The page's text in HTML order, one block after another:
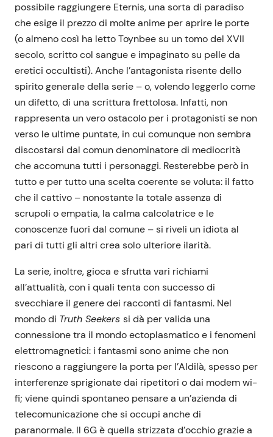
possibile raggiungere Eternis, una sorta di paradiso
che esige il prezzo di molte anime per aprire le porte
(o almeno così ha letto Toynbee su un tomo del XVII
secolo, scritto col sangue e impaginato su pelle da
eretici occultisti). Anche l’antagonista risente dello
spirito generale della serie – o, volendo leggerlo come
un difetto, di una scrittura frettolosa. Infatti, non
rappresenta un vero ostacolo per i protagonisti se non
verso le ultime puntate, in cui comunque non sembra
discostarsi dal comun denominatore di mediocrità
che accomuna tutti i personaggi. Resterebbe però in
tutto e per tutto una scelta coerente se voluta: il fatto
che il cattivo – nonostante la totale assenza di
scrupoli o empatia, la calma calcolatrice e le
conoscenze fuori dal comune – si riveli un idiota al
pari di tutti gli altri crea solo ulteriore ilarità.
La serie, inoltre, gioca e sfrutta vari richiami
all’attualità, con i quali tenta con successo di
svecchiare il genere dei racconti di fantasmi. Nel
mondo di Truth Seekers si dà per valida una
connessione tra il mondo ectoplasmatico e i fenomeni
elettromagnetici: i fantasmi sono anime che non
riescono a raggiungere la porta per l’Aldilà, spesso per
interferenze sprigionate dai ripetitori o dai modem wi-
fi; viene quindi spontaneo pensare a un’azienda di
telecomunicazione che si occupi anche di
paranormale. Il 6G è quella strizzata d’occhio grazie a